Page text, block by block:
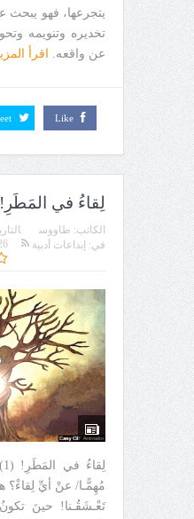
يتجرعها، فهو يبحث
تخديره وتنويمه
عن واقعه.
اقرأ
Like
لِقاءُ في المَطَرِ!
الكاتب: طاووس
في: إبداعات أدبية
مُهِمًّـا/ عنْ أيِّ لِقاءْ؟